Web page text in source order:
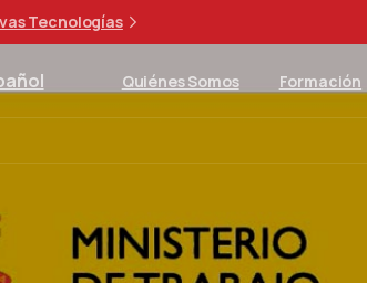
Tecnologías
Quiénes Somos Formación